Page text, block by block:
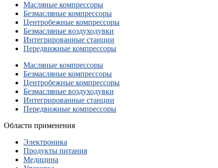
Масляные компрессоры
Безмасляные компрессоры
Центробежные компрессоры
Безмасляные воздуходувки
Интегрированные станции
Передвижные компрессоры
Масляные компрессоры
Безмасляные компрессоры
Центробежные компрессоры
Безмасляные воздуходувки
Интегрированные станции
Передвижные компрессоры
Области применения
Электроника
Продукты питания
Медицина